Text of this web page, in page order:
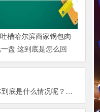
槽哈尔滨商家锅包肉
盘 这到底是怎么回
365娱乐资讯网】
况呢？【365娱乐资讯网】